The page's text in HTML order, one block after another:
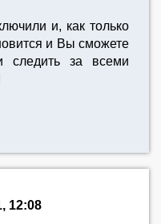
и, как только
и Вы сможете
следить за всеми
12:08